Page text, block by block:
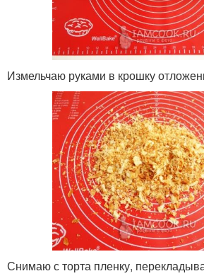
Измельчаю руками в крошку
Снимаю с торта пленку,